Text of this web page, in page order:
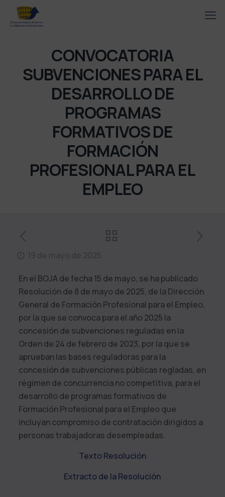
CONVOCATORIA
SUBVENCIONES PARA EL
DESARROLLO DE
PROGRAMAS
FORMATIVOS DE
FORMACIÓN
PROFESIONAL PARA EL
EMPLEO
19 de mayo de 2025
En el BOJA de fecha 15 de mayo, se ha publicado
Resolución de 8 de mayo de 2025, de la Dirección
General de Formación Profesional para el Empleo,
por la que se convoca para el año 2025 la
concesión de subvenciones reguladas en la
Orden de 24 de febrero de 2023, por la que se
aprueban las bases reguladoras para la
concesión de subvenciones públicas regladas, en
régimen de concurrencia no competitiva, para el
desarrollo de programas formativos de
Formación Profesional para el Empleo que
incluyan compromiso de contratación dirigidos a
personas trabajadoras desempleadas.
Texto Resolución
Extracto de la Resolución